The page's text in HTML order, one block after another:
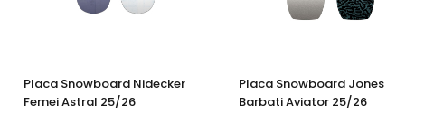
Placa Snowboard Nidecker
Femei Astral 25/26
Placa Snowboard Jones
Barbati Aviator 25/26